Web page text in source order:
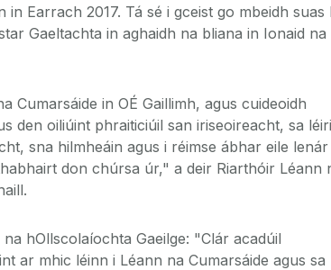
Earrach 2017. Tá sé i gceist go mbeidh suas
Gaeltachta in aghaidh na bliana in Ionaid na
Cumarsáide in OÉ Gaillimh, agus cuideoidh
den oiliúint phraiticiúil san iriseoireacht, sa
sna hilmheáin agus i réimse ábhar eile lenár
don chúrsa úr," a deir Riarthóir Léann
hOllscolaíochta Gaeilge: "Clár acadúil
ar mhic léinn i Léann na Cumarsáide agus sa